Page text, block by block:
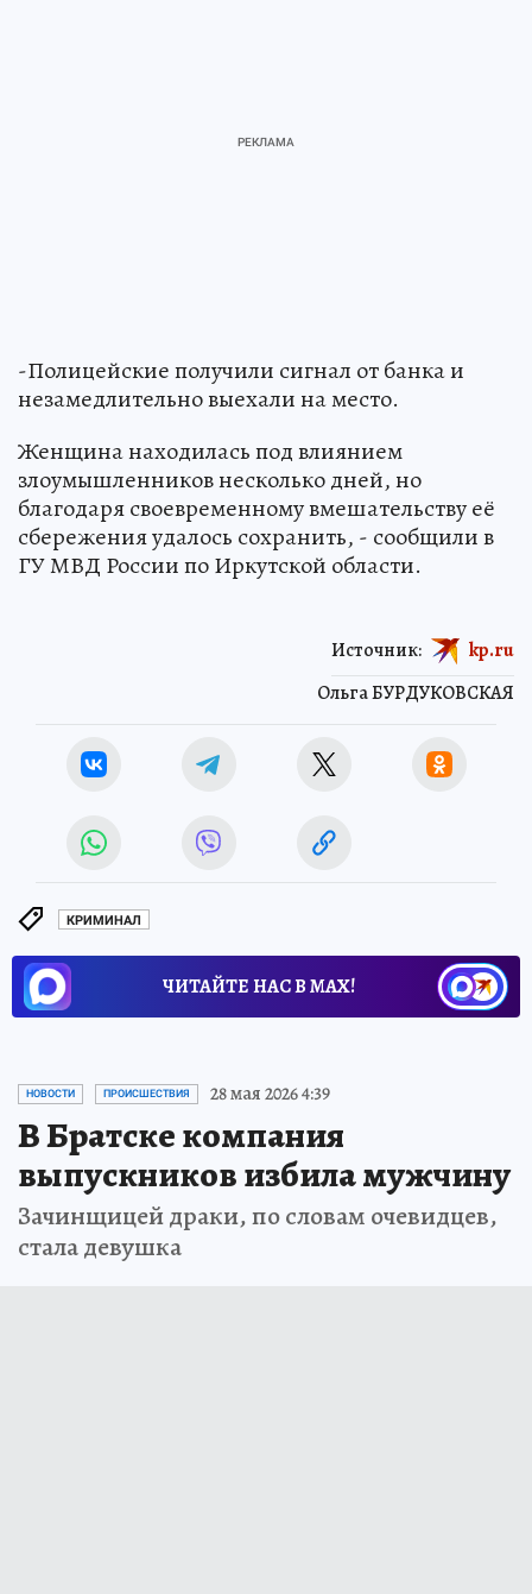
-Полицейские получили сигнал от банка и
незамедлительно выехали на место.
Женщина находилась под влиянием
злоумышленников несколько дней, но
благодаря своевременному вмешательству её
сбережения удалось сохранить, - сообщили в
ГУ МВД России по Иркутской области.
Ольга БУРДУКОВСКАЯ
Источник: kp.ru
КРИМИНАЛ
ЧИТАЙТЕ НАС В МАХ!
НОВОСТИ ПРОИСШЕСТВИЯ 28 мая 2026 4:39
В Братске компания
выпускников избила мужчину
Зачинщицей драки, по словам очевидцев,
стала девушка